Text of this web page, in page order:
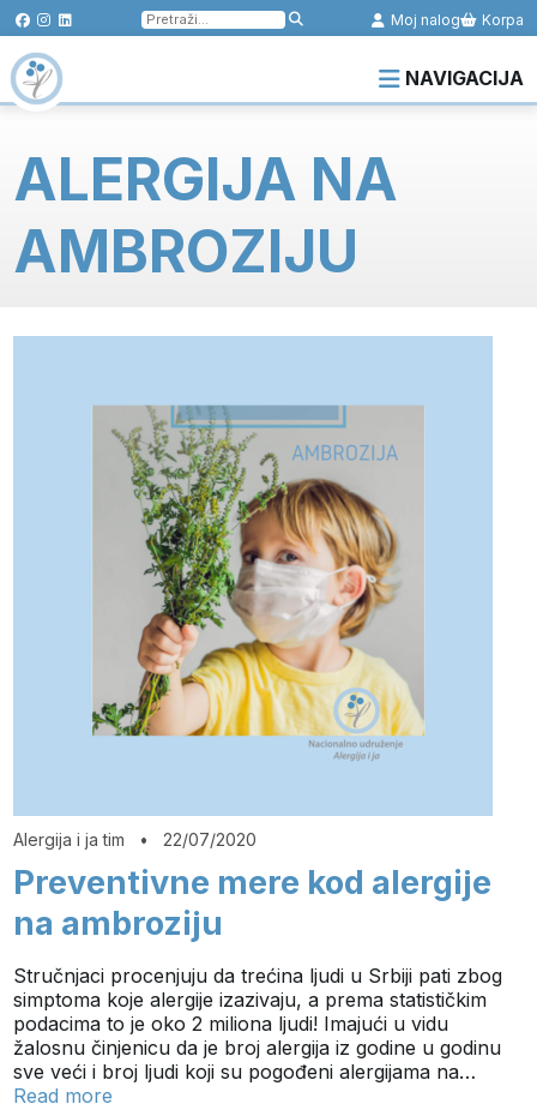
Pretraga
za:
Moj nalog Korpa
NAVIGACIJA
ALERGIJA NA
AMBROZIJU
Alergija i ja tim • 22/07/2020
Preventivne mere kod alergije
na ambroziju
Stručnjaci procenjuju da trećina ljudi u Srbiji pati zbog
simptoma koje alergije izazivaju, a prema statističkim
podacima to je oko 2 miliona ljudi! Imajući u vidu
žalosnu činjenicu da je broj alergija iz godine u godinu
sve veći i broj ljudi koji su pogođeni alergijama na…
Read more